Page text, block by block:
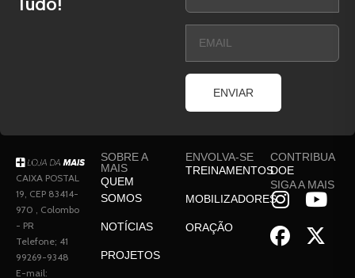
ENVIAR
CAIXA POSTAL
19, CEP 83414-
970 , Colombo
- PR
Telefone; 41
99269-9348
E-mail:
SOBRE A
MAIS
QUEM
SOMOS
NOTÍCIAS
PROJETOS
ENVOLVA-SE
TREINAMENTOS
MOBILIZADORES
ORAÇÃO
CONTRIBUA
DOE
SIGA A MAIS